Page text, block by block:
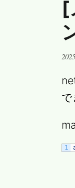
[
で
1